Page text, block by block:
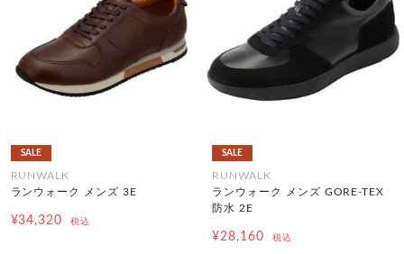
SALE
RUNWALK
ランウォーク メンズ 3E
¥34,320 税込
SALE
RUNWALK
ランウォーク メンズ GORE-TEX
防水 2E
¥28,160 税込